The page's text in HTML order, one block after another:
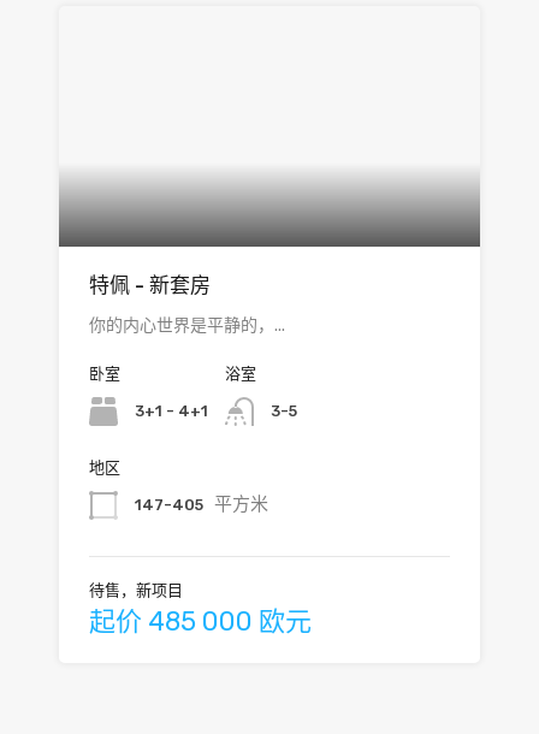
特佩 - 新套房
你的内心世界是平静的，...
卧室
3+1 - 4+1
浴室
3-5
地区
147-405 平方米
待售，新项目
起价 485 000 欧元